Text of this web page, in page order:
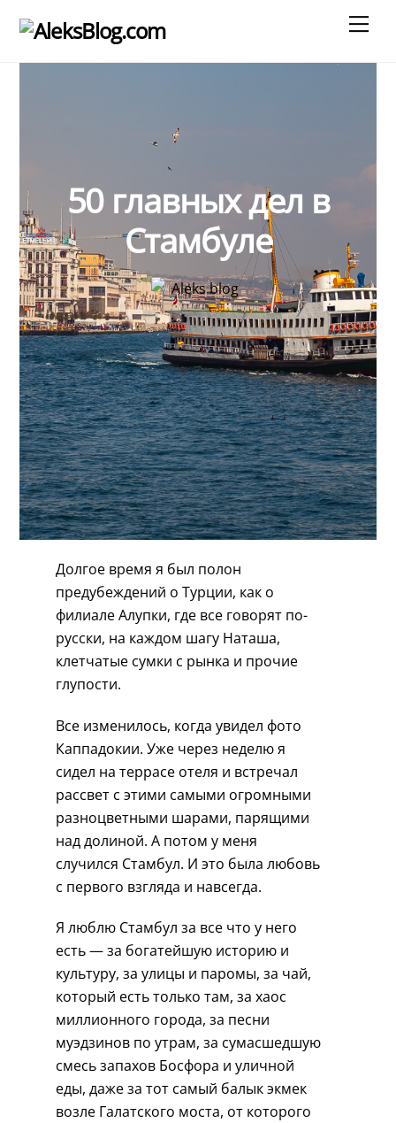
50 главных дел в
Стамбуле
Долгое время я был полон
предубеждений о Турции, как о
филиале Алупки, где все говорят по-
русски, на каждом шагу Наташа,
клетчатые сумки с рынка и прочие
глупости.
Все изменилось, когда увидел фото
Каппадокии. Уже через неделю я
сидел на террасе отеля и встречал
рассвет с этими самыми огромными
разноцветными шарами, парящими
над долиной. А потом у меня
случился Стамбул. И это была любовь
с первого взгляда и навсегда.
Я люблю Стамбул за все что у него
есть — за богатейшую историю и
культуру, за улицы и паромы, за чай,
который есть только там, за хаос
миллионного города, за песни
муэдзинов по утрам, за сумасшедшую
смесь запахов Босфора и уличной
еды, даже за тот самый балык экмек
возле Галатского моста, от которого